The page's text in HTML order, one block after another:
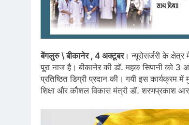
बेंगलुरु \ बीकानेर , 4 अक्टूबर। न्यूरोसर्जरी के
पूरा नाज है। बीकानेर की डॉ. महक सिपानी को 3
प्रतिष्ठित डिग्री प्रदान की। गयी इस कार्यक्रम
शिक्षा और कौशल विकास मंत्री डॉ. शरणप्रकाश